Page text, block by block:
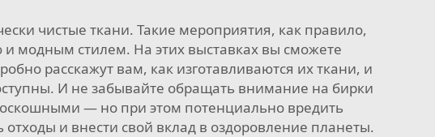
чистые ткани. Такие мероприятия, как правило,
модным стилем. На этих выставках вы сможете
расскажут вам, как изготавливаются их ткани, и
И не забывайте обращать внимание на бирки
— но при этом потенциально вредить
и внести свой вклад в оздоровление планеты.